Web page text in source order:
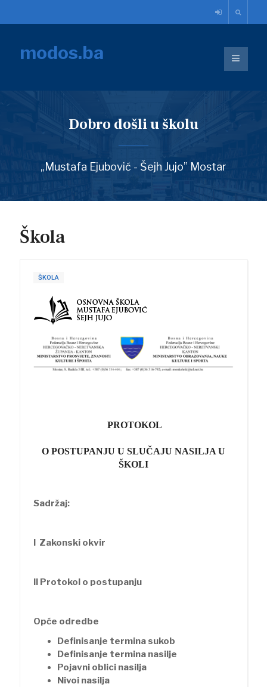
modos.ba
Dobro došli u školu
„Mustafa Ejubović - Šejh Jujo” Mostar
Škola
ŠKOLA
PROTOKOL
O POSTUPANJU U SLUČAJU NASILJA U
ŠKOLI
Sadržaj:
I Zakonski okvir
II Protokol o postupanju
Opće odredbe
Definisanje termina sukob
Definisanje termina nasilje
Pojavni oblici nasilja
Nivoi nasilja